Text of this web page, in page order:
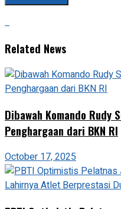
Related News
Dibawah Komando Rudy
Penghargaan dari BKN RI
October 17, 2025